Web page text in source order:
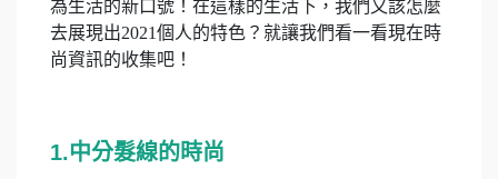
為生活的新口號！在這樣的生活下，我們又該怎麼
去展現出2021個人的特色？就讓我們看一看現在時
尚資訊的收集吧！
1.中分髮線的時尚